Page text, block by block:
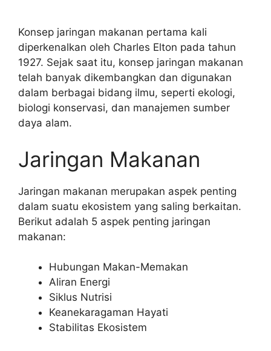
Konsep jaringan makanan pertama kali
diperkenalkan oleh Charles Elton pada tahun
1927. Sejak saat itu, konsep jaringan makanan
telah banyak dikembangkan dan digunakan
dalam berbagai bidang ilmu, seperti ekologi,
biologi konservasi, dan manajemen sumber
daya alam.
Jaringan Makanan
Jaringan makanan merupakan aspek penting
dalam suatu ekosistem yang saling berkaitan.
Berikut adalah 5 aspek penting jaringan
makanan:
Hubungan Makan-Memakan
Aliran Energi
Siklus Nutrisi
Keanekaragaman Hayati
Stabilitas Ekosistem